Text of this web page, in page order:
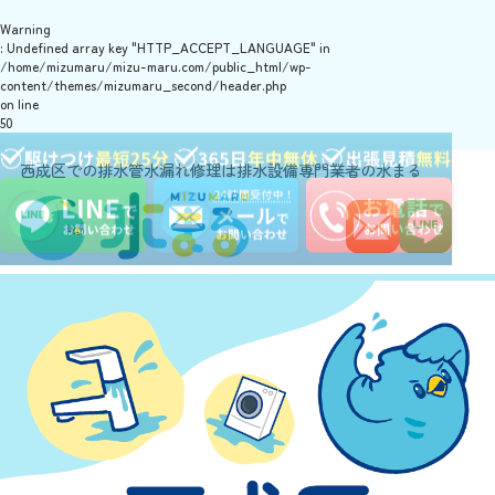
Warning
: Undefined array key "HTTP_ACCEPT_LANGUAGE" in
/home/mizumaru/mizu-maru.com/public_html/wp-
content/themes/mizumaru_second/header.php
on line
50
西成区での排水管水漏れ修理は排水設備専門業者の水まる